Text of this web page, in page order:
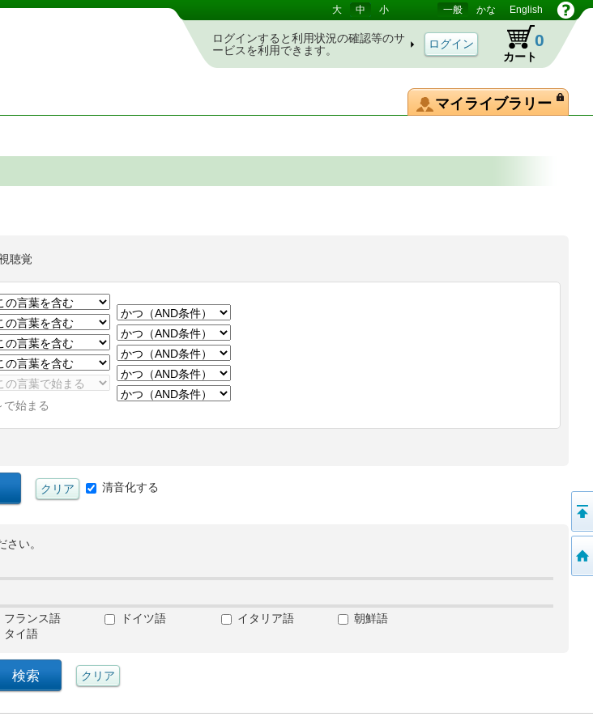
索・予約システム 大 中 小 一般 かな English
ログインすると利用状況の確認等のサ
ービスを利用できます。
カート
0
マイライブラリー
聴覚
で始まる
清音化する
い。
フランス語 ドイツ語 イタリア語
朝鮮語
タイ語